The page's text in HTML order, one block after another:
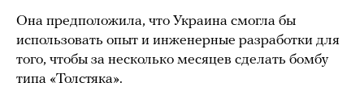
Она предположила, что Украина смогла бы
использовать опыт и инженерные разработки для
того, чтобы за несколько месяцев сделать бомбу
типа «Толстяка».